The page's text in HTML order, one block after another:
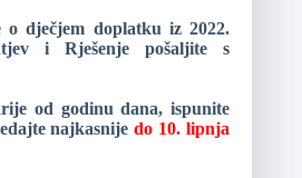
o dječjem doplatku iz 2022.
i Rješenje pošaljite s
od godinu dana, ispunite
najkasnijedo 10. lipnja